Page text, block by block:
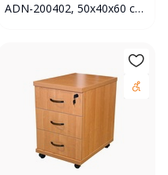
ADN-200402, 50х40х60 см,